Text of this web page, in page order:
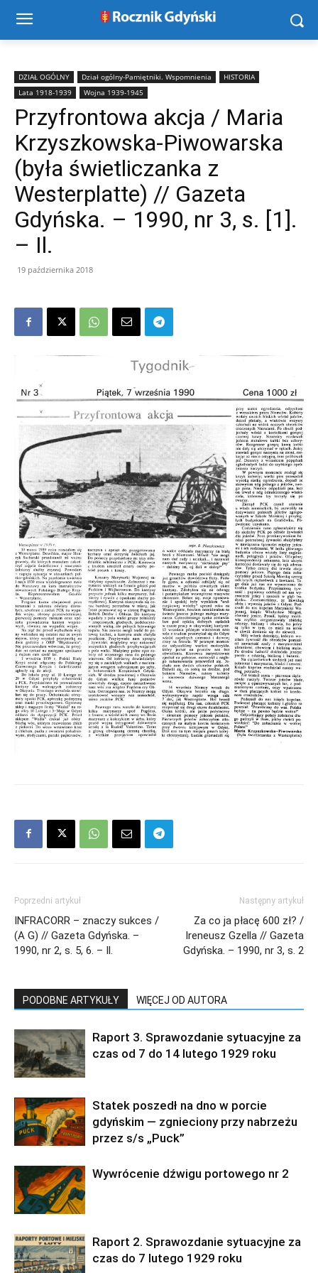
DZIAŁ OGÓLNY Dział ogólny-Pamiętniki. Wspomnienia
HISTORIA
Lata 1918-1939
Wojna 1939-1945
Przyfrontowa akcja / Maria
Krzyszkowska-Piwowarska
(była świetliczanka z
Westerplatte) // Gazeta
Gdyńska. – 1990, nr 3, s. [1].
– Il.
19 października 2018
Poprzedni artykuł
INFRACORR – znaczy sukces /
(A G) // Gazeta Gdyńska. –
1990, nr 2, s. 5, 6. – Il.
Następny artykuł
Za co ja płacę 600 zł? /
Ireneusz Gzella // Gazeta
Gdyńska. – 1990, nr 3, s. 2
PODOBNE ARTYKUŁY WIĘCEJ OD AUTORA
Raport 3. Sprawozdanie sytuacyjne za
czas od 7 do 14 lutego 1929 roku
Statek poszedł na dno w porcie
gdyńskim — zgnieciony przy nabrzeżu
przez s/s „Puck”
Wywrócenie dźwigu portowego nr 2
Raport 2. Sprawozdanie sytuacyjne za
czas do 7 lutego 1929 roku